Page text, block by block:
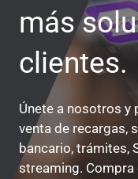
más
clientes.
Únete a nosotros y
venta de recargas,
bancario, trámites,
streaming.